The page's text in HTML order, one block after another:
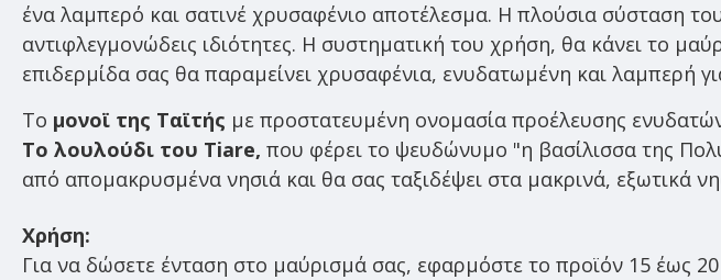
ένα λαμπερό και σατινέ χρυσαφένιο αποτέλεσμα. Η πλούσια σύσταση
αντιφλεγμονώδεις ιδιότητες. Η συστηματική του χρήση, θα κάνει το
επιδερμίδα σας θα παραμείνει χρυσαφένια, ενυδατωμένη και λαμπερή
Το μονοϊ της Ταϊτής με προστατευμένη ονομασία προέλευσης
Το λουλούδι του Tiare, που φέρει το ψευδώνυμο "η βασίλισσα της
από απομακρυσμένα νησιά και θα σας ταξιδέψει στα μακρινά, εξωτικά
Χρήση:
Για να δώσετε ένταση στο μαύρισμά σας, εφαρμόστε το προϊόν 15 έως